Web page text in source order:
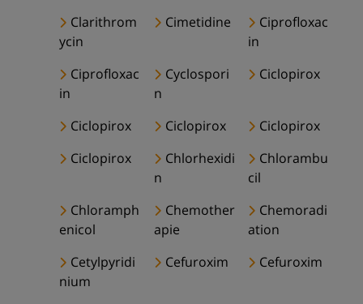
Clarithrom
ycin
Cimetidine
Ciprofloxac
in
Ciprofloxac
in
Cyclospori
n
Ciclopirox
Ciclopirox Ciclopirox
Ciclopirox
Ciclopirox
Chlorhexidi
n
Chlorambu
cil
Chloramph
enicol
Chemother
apie
Chemoradi
ation
Cetylpyridi
nium
Cefuroxim Cefuroxim